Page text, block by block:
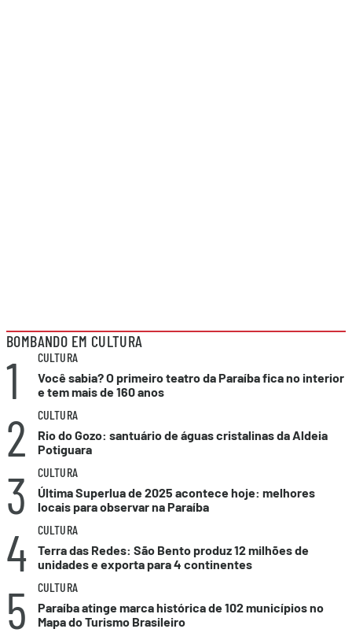
BOMBANDO EM CULTURA
1
CULTURA
Você sabia? O primeiro teatro da Paraíba fica no interior
e tem mais de 160 anos
2
CULTURA
Rio do Gozo: santuário de águas cristalinas da Aldeia
Potiguara
3
CULTURA
Última Superlua de 2025 acontece hoje: melhores
locais para observar na Paraíba
4
CULTURA
Terra das Redes: São Bento produz 12 milhões de
unidades e exporta para 4 continentes
5
CULTURA
Paraíba atinge marca histórica de 102 municípios no
Mapa do Turismo Brasileiro